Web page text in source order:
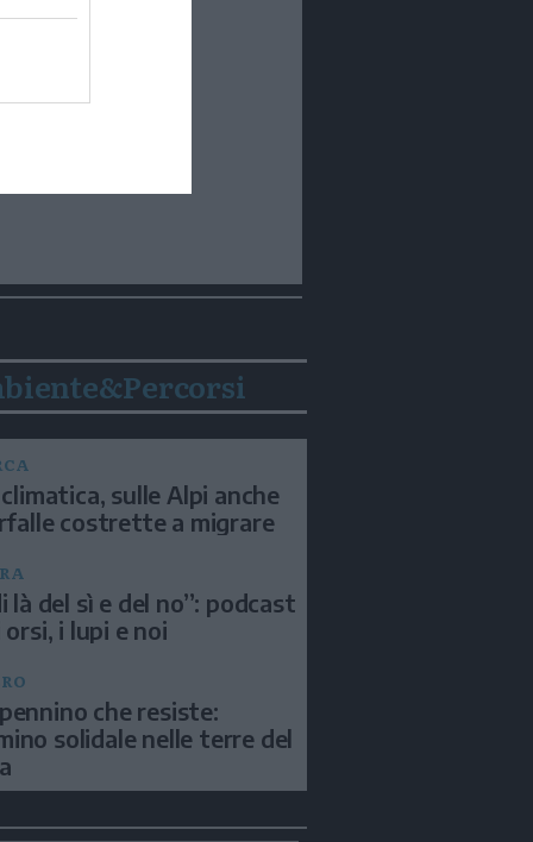
sulle Alpi anche
costrette a migrare
là del sì e del no”: podcast
orsi, i lupi e noi
che resiste:
solidale nelle terre del